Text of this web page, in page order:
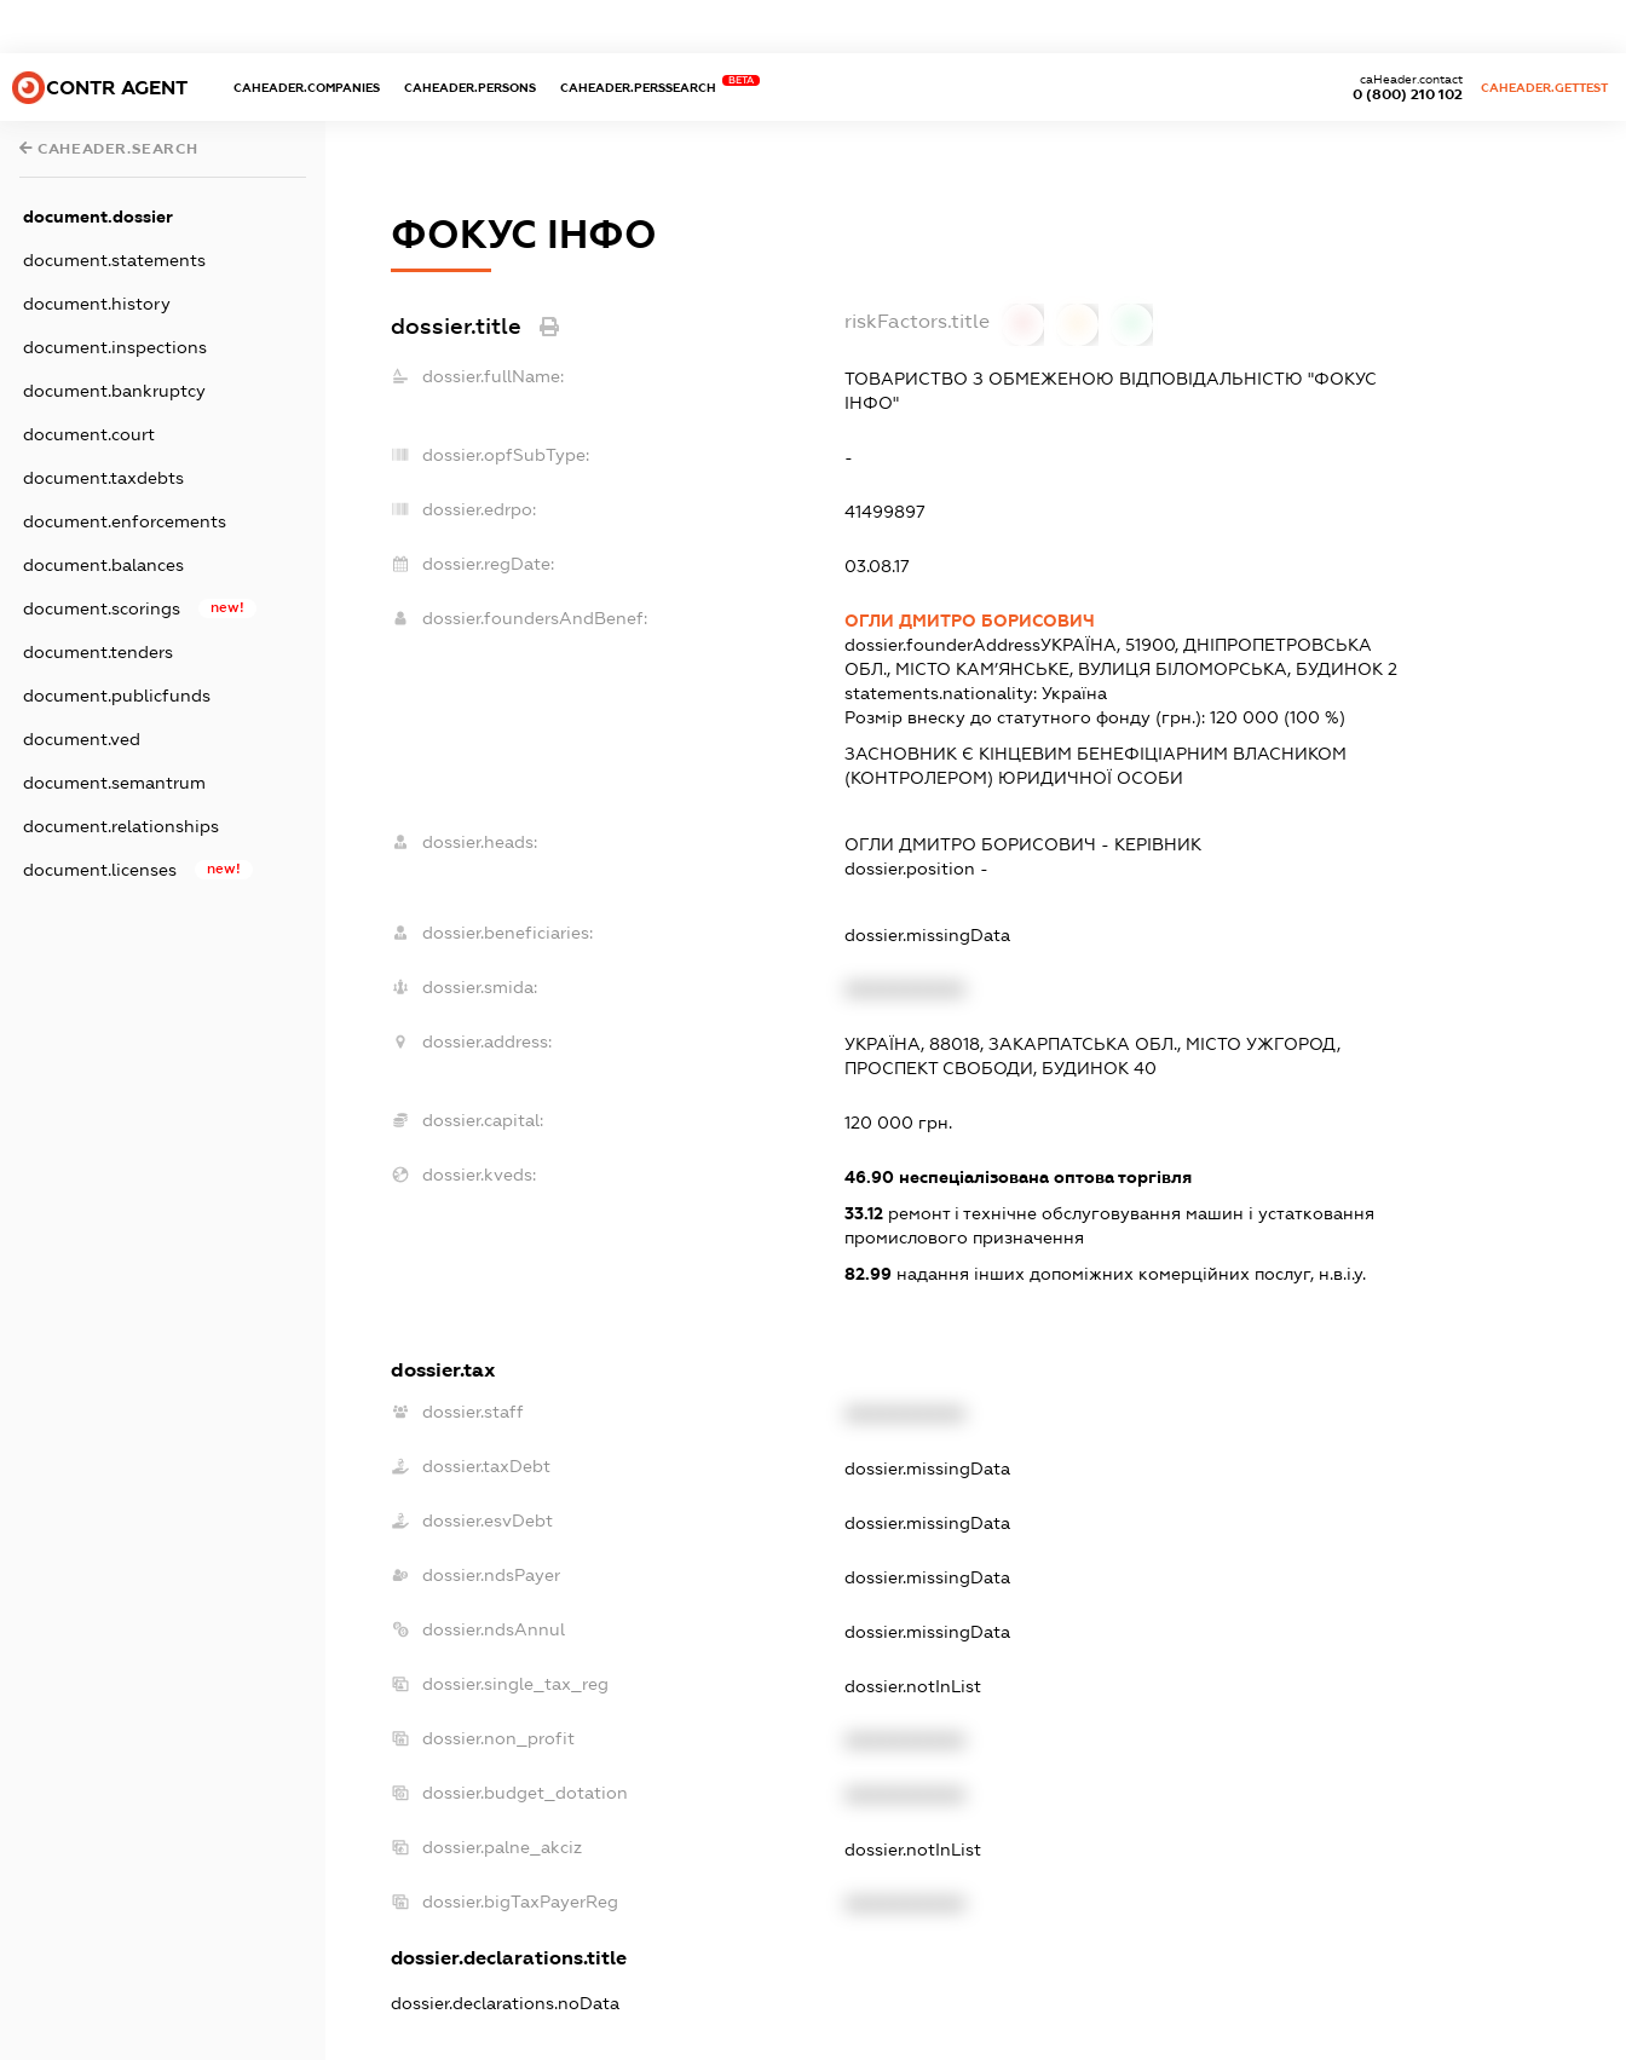
CONTR AGENT CAHEADER.COMPANIES CAHEADER.PERSONS CAHEADER.PERSSEARCH
BETA
0 (800) 210 102
caHeader.contact
CAHEADER.GETTEST
CAHEADER.SEARCH
document.dossier
document.statements
document.history
document.inspections
document.bankruptcy
document.court
document.taxdebts
document.enforcements
document.balances
document.scorings new!
document.tenders
document.publicfunds
document.ved
document.semantrum
document.relationships
document.licenses new!
ФОКУС ІНФО
dossier.title riskFactors.title
dossier.fullName:
ТОВАРИСТВО З ОБМЕЖЕНОЮ ВІДПОВІДАЛЬНІСТЮ "ФОКУС
ІНФО"
dossier.opfSubType: -
dossier.edrpo: 41499897
dossier.regDate: 03.08.17
dossier.foundersAndBenef:
ОГЛИ ДМИТРО БОРИСОВИЧ
dossier.founderAddressУКРАЇНА, 51900, ДНІПРОПЕТРОВСЬКА
ОБЛ., МІСТО КАМ’ЯНСЬКЕ, ВУЛИЦЯ БІЛОМОРСЬКА, БУДИНОК 2
statements.nationality: Україна
Розмір внеску до статутного фонду (грн.): 120 000 (100 %)
ЗАСНОВНИК Є КІНЦЕВИМ БЕНЕФІЦІАРНИМ ВЛАСНИКОМ
(КОНТРОЛЕРОМ) ЮРИДИЧНОЇ ОСОБИ
dossier.heads: ОГЛИ ДМИТРО БОРИСОВИЧ - КЕРІВНИК
dossier.position -
dossier.beneficiaries: dossier.missingData
dossier.smida:
dossier.address:
УКРАЇНА, 88018, ЗАКАРПАТСЬКА ОБЛ., МІСТО УЖГОРОД,
ПРОСПЕКТ СВОБОДИ, БУДИНОК 40
dossier.capital: 120 000 грн.
dossier.kveds: 46.90неспеціалізована оптова торгівля
33.12ремонт і технічне обслуговування машин і устатковання
промислового призначення
82.99надання інших допоміжних комерційних послуг, н.в.і.у.
dossier.tax
dossier.staff
dossier.taxDebt dossier.missingData
dossier.esvDebt dossier.missingData
dossier.ndsPayer dossier.missingData
dossier.ndsAnnul dossier.missingData
dossier.single_tax_reg dossier.notInList
dossier.non_profit
dossier.budget_dotation
dossier.palne_akciz dossier.notInList
dossier.bigTaxPayerReg
dossier.declarations.title
dossier.declarations.noData